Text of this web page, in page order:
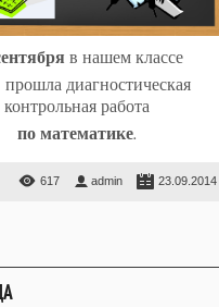
в нашем классе
диагностическая
контрольная работа
по математике.
617 admin 23.09.2014